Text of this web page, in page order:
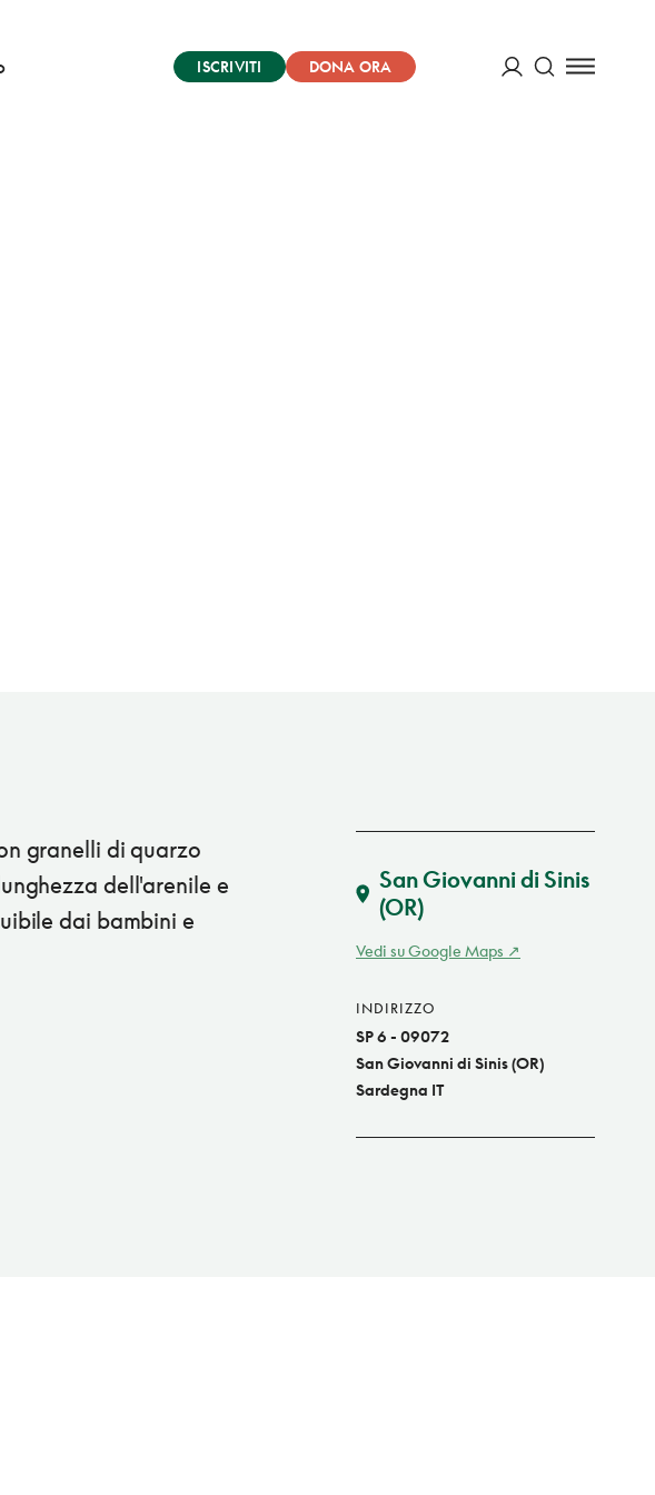
ISCRIVITI
DONA ORA
granelli di quarzo
dell'arenile e
dai bambini e
San Giovanni di Sinis
(OR)
Vedi su Google Maps
INDIRIZZO
SP 6 - 09072
San Giovanni di Sinis (OR)
Sardegna IT